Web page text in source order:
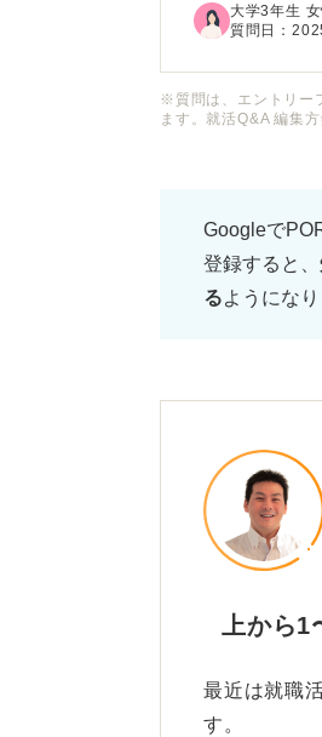
企業の採用ペ
面接官に与え
大学3年生 女
質問日：
※質問は、エントリー
ます。就活Q&A 編集方
Googleで
登録すると、
るようにな
上から1
最近は就職
す。